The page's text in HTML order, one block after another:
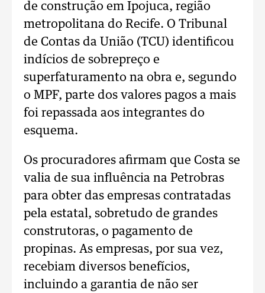
de construção em Ipojuca, região
metropolitana do Recife. O Tribunal
de Contas da União (TCU) identificou
indícios de sobrepreço e
superfaturamento na obra e, segundo
o MPF, parte dos valores pagos a mais
foi repassada aos integrantes do
esquema.
Os procuradores afirmam que Costa se
valia de sua influência na Petrobras
para obter das empresas contratadas
pela estatal, sobretudo de grandes
construtoras, o pagamento de
propinas. As empresas, por sua vez,
recebiam diversos benefícios,
incluindo a garantia de não ser